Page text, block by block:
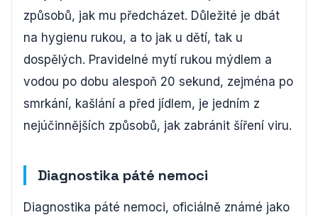
způsobů, jak mu předcházet. Důležité je dbát
na hygienu rukou, a to jak u dětí, tak u
dospělých. Pravidelné mytí rukou mýdlem a
vodou po dobu alespoň 20 sekund, zejména po
smrkání, kašlání a před jídlem, je jedním z
nejúčinnějších způsobů, jak zabránit šíření viru.
Diagnostika páté nemoci
Diagnostika páté nemoci, oficiálně známé jako